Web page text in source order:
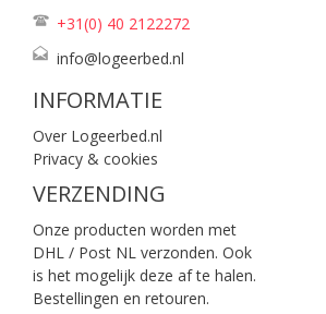
+31(0) 40 2122272
info@logeerbed.nl
INFORMATIE
Over Logeerbed.nl
Privacy & cookies
VERZENDING
Onze producten worden met
DHL / Post NL verzonden. Ook
is het mogelijk deze af te halen.
Bestellingen en retouren.